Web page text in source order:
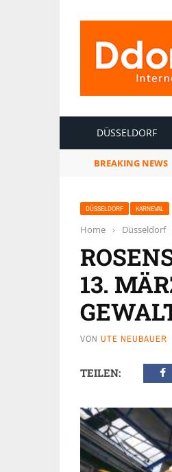
DÜSSELDORF
BREAKING NEWS
DÜSSELDORF KARNEVAL
Home › Düsseldorf
13.
VON UTE NEUBAUER
TEILEN: